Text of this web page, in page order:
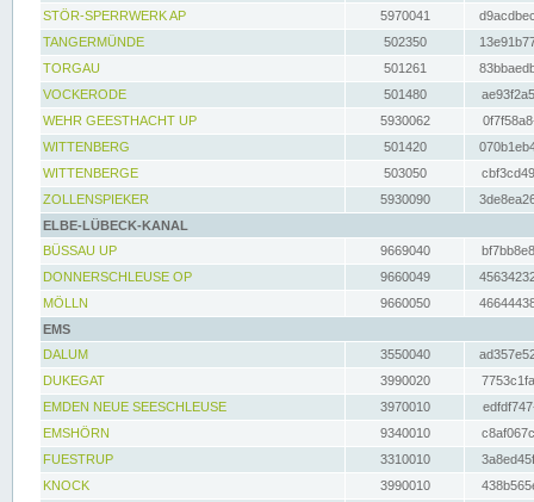
STÖR-SPERRWERK AP 5970041
TANGERMÜNDE
502350
TORGAU
501261
VOCKERODE
501480
WEHR GEESTHACHT UP
5930062
WITTENBERG
501420
WITTENBERGE
503050
ZOLLENSPIEKER
5930090
ELBE-LÜBECK-KANAL
BÜSSAU UP
9669040
DONNERSCHLEUSE OP
9660049
MÖLLN
9660050
EMS
DALUM
3550040
DUKEGAT
3990020
EMDEN NEUE SEESCHLEUSE
3970010
EMSHÖRN
9340010
FUESTRUP
3310010
KNOCK
3990010